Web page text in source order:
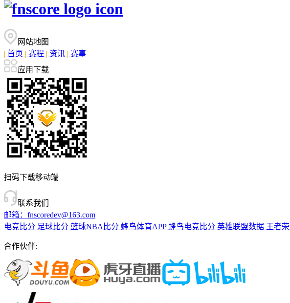
网站地图
| 首页 | 赛程 | 资讯 | 赛事
应用下载
扫码下载移动端
联系我们
邮箱：fnscoredev@163.com
电竞比分 足球比分 篮球NBA比分 蜂鸟体育APP 蜂鸟电竞比分 英雄联盟数据 王者
合作伙伴: